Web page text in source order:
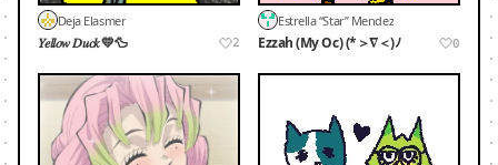
Deja Elasmer
𝑌𝑒𝑙𝑙𝑜𝑤 𝐷𝑢𝑐𝑘 💛🦆 2
Estrella “Star” Mendez
Ezzah (My Oc) (*＞∇＜)ﾉ 0